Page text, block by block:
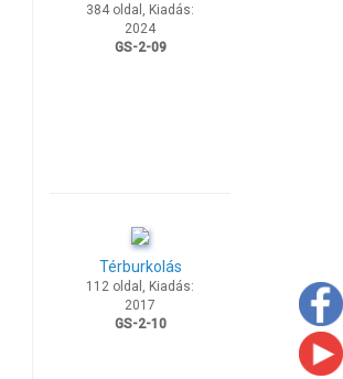
384 oldal, Kiadás:
2024
GS-2-09
Térburkolás
112 oldal, Kiadás:
2017
GS-2-10